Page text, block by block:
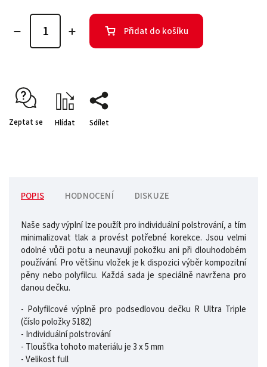
Přidat do košíku
Zeptat se Hlídat Sdílet
POPIS HODNOCENÍ DISKUZE
Naše sady výplní lze použít pro individuální polstrování, a tím
minimalizovat tlak a provést potřebné korekce. Jsou velmi
odolné vůči potu a neunavují pokožku ani při dlouhodobém
používání. Pro většinu vložek je k dispozici výběr kompozitní
pěny nebo polyfilcu. Každá sada je speciálně navržena pro
danou dečku.
- Polyfilcové výplně pro podsedlovou dečku R Ultra Triple
(číslo položky 5182)
- Individuální polstrování
- Tloušťka tohoto materiálu je 3 x 5 mm
- Velikost full